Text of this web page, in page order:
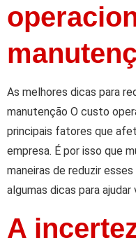
As melhores dicas para
manutenção O custo
principais fatores que
empresa. É por isso que
maneiras de reduzir
algumas dicas para
A